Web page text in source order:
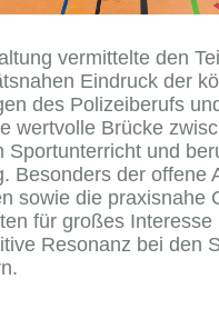
vermittelte den
Eindruck der
des Polizeiberufs
wertvolle Brücke
Sportunterricht und
Besonders der offene
sowie die praxisnahe
für großes Interesse
Resonanz bei den